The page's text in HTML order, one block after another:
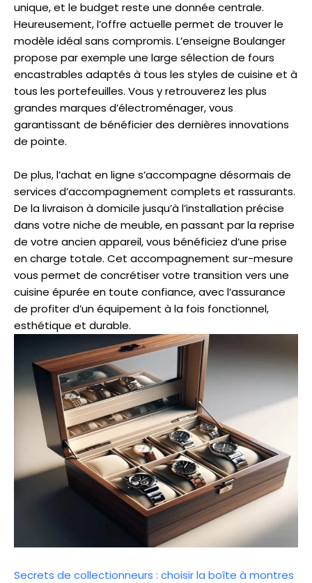
unique, et le budget reste une donnée centrale.
Heureusement, l’offre actuelle permet de trouver le
modèle idéal sans compromis. L’enseigne Boulanger
propose par exemple une large sélection de fours
encastrables adaptés à tous les styles de cuisine et à
tous les portefeuilles. Vous y retrouverez les plus
grandes marques d’électroménager, vous
garantissant de bénéficier des dernières innovations
de pointe.
De plus, l’achat en ligne s’accompagne désormais de
services d’accompagnement complets et rassurants.
De la livraison à domicile jusqu’à l’installation précise
dans votre niche de meuble, en passant par la reprise
de votre ancien appareil, vous bénéficiez d’une prise
en charge totale. Cet accompagnement sur-mesure
vous permet de concrétiser votre transition vers une
cuisine épurée en toute confiance, avec l’assurance
de profiter d’un équipement à la fois fonctionnel,
esthétique et durable.
Secrets de collectionneurs : choisir la boîte à montres